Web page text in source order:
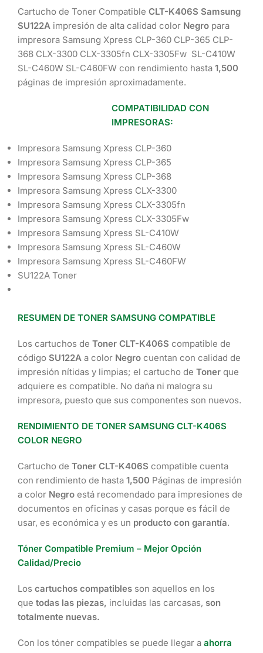
Cartucho de Toner Compatible CLT-K406S Samsung
SU122A impresión de alta calidad color Negro para
impresora Samsung Xpress CLP-360 CLP-365 CLP-
368 CLX-3300 CLX-3305fn CLX-3305Fw SL-C410W
SL-C460W SL-C460FW con rendimiento hasta 1,500
páginas de impresión aproximadamente.
COMPATIBILIDAD CON
IMPRESORAS:
Impresora Samsung Xpress CLP-360
Impresora Samsung Xpress CLP-365
Impresora Samsung Xpress CLP-368
Impresora Samsung Xpress CLX-3300
Impresora Samsung Xpress CLX-3305fn
Impresora Samsung Xpress CLX-3305Fw
Impresora Samsung Xpress SL-C410W
Impresora Samsung Xpress SL-C460W
Impresora Samsung Xpress SL-C460FW
SU122A Toner
RESUMEN DE TONER SAMSUNG COMPATIBLE
Los cartuchos de Toner CLT-K406S compatible de
código SU122A a color Negro cuentan con calidad de
impresión nítidas y limpias; el cartucho de Toner que
adquiere es compatible. No daña ni malogra su
impresora, puesto que sus componentes son nuevos.
RENDIMIENTO DE TONER SAMSUNG CLT-K406S
COLOR NEGRO
Cartucho de Toner CLT-K406S compatible cuenta
con rendimiento de hasta 1,500 Páginas de impresión
a color Negro está recomendado para impresiones de
documentos en oficinas y casas porque es fácil de
usar, es económica y es un producto con garantía.
Tóner Compatible Premium – Mejor Opción
Calidad/Precio
Los cartuchos compatibles son aquellos en los
que todas las piezas, incluidas las carcasas, son
totalmente nuevas.
Con los tóner compatibles se puede llegar a ahorra